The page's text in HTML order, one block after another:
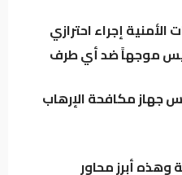
في العراق لا يدير الأزمات..
إجراء احترازي
موجهاً ضد أي طرف
جهاز مكافحة الإرهاب
وهذه أبرز محاور